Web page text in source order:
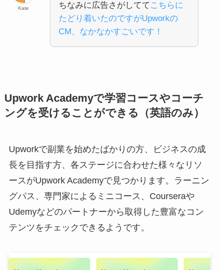
Kate
ちなみに広告さがしてて こちらに
たどり着いたのですがUpworkの
CM、なかなかすごいです！
Upwork Academyで学習コースやコーチ
ングを受けることができる（英語のみ）
Upworkで副業を始めたばかりの方、ビジネスの成
長を目指す方、各ステージに合わせた様々なリソ
ースがUpwork Academyで見つかります。ラーニン
グパス、専門家によるミニコース、Courseraや
Udemyなどのパートナーから取得した豊富なコン
テンツをチェックできるようです。